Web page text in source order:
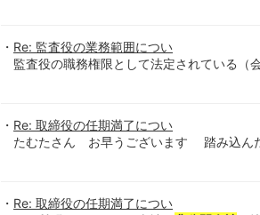
Re: 監査役の業務範囲につい
監査役の職務権限として法定されている（
Re: 取締役の任期満了につい
たむたさん お早うございます 踏み込ん
Re: 取締役の任期満了につい